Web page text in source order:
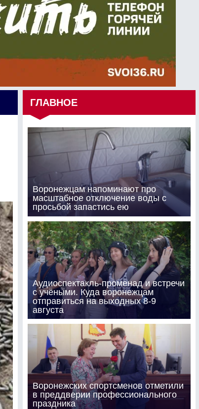
ГЛАВНОЕ
Воронежцам напоминают про
масштабное отключение воды с
просьбой запастись ею
Аудиоспектакль-променад и встречи
с учёными. Куда воронежцам
отправиться на выходных 8-9
августа
Воронежских спортсменов отметили
в преддверии профессионального
праздника